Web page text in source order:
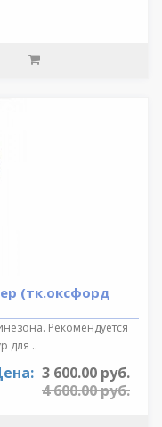
(тк.оксфорд
Рекомендуется
для ..
3 600.00 руб.
4 600.00 руб.